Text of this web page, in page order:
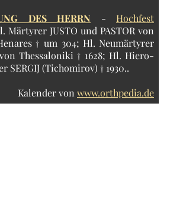
DES HERRN - Hochfest
Märtyrer JUSTO und PASTOR von
† um 304; Hl. Neumärtyrer
Thessaloniki † 1628; Hl. Hiero-
SERGIJ (Tichomirov) † 1930..
Kalender von www.orthpedia.de